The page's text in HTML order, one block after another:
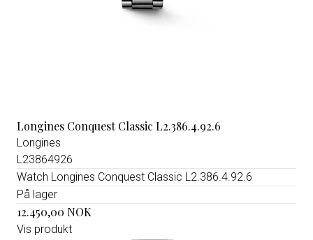
Longines Conquest Classic L2.386.4.92.6
Longines
L23864926
Watch Longines Conquest Classic L2.386.4.92.6
På lager
12.450,00 NOK
Vis produkt